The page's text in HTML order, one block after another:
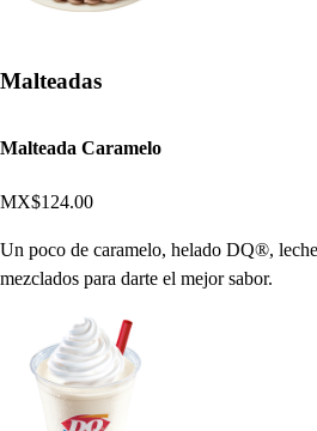
Malteadas
Malteada Caramelo
MX$124.00
Un poco de caramelo, helado DQ®,
mezclados para darte el mejor sabor.